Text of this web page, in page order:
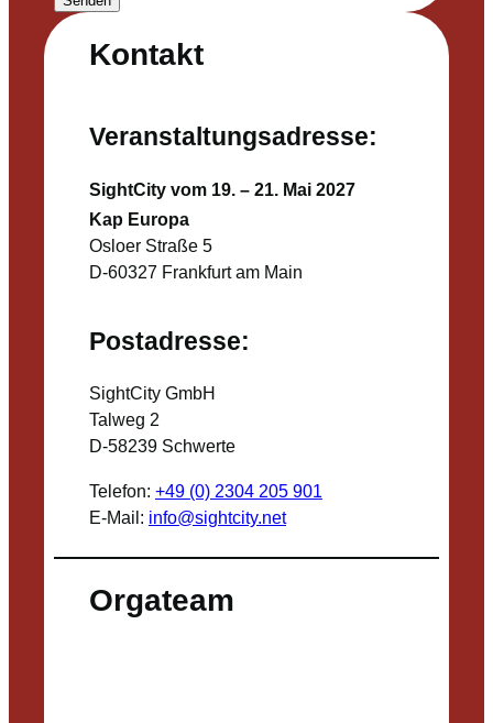
Kontakt
Veranstaltungsadresse:
SightCity vom 19. – 21. Mai 2027
Kap Europa
Osloer Straße 5
D-60327 Frankfurt am Main
Postadresse:
SightCity GmbH
Talweg 2
D-58239 Schwerte
Telefon: +49 (0) 2304 205 901
E-Mail: info@sightcity.net
Orgateam